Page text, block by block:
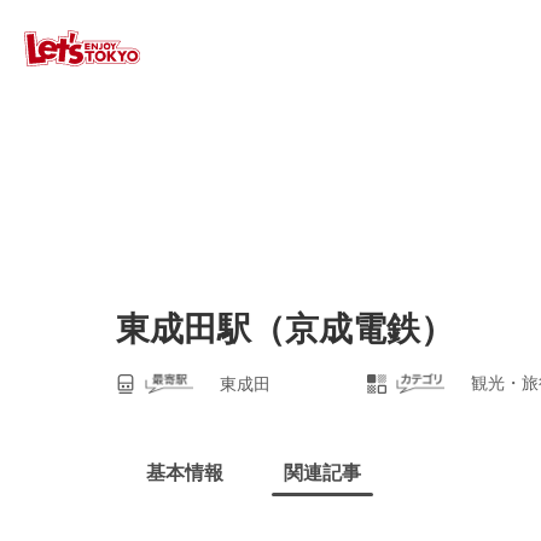
東成田駅（京成電鉄）
東成田 観光・
基本情報 関連記事